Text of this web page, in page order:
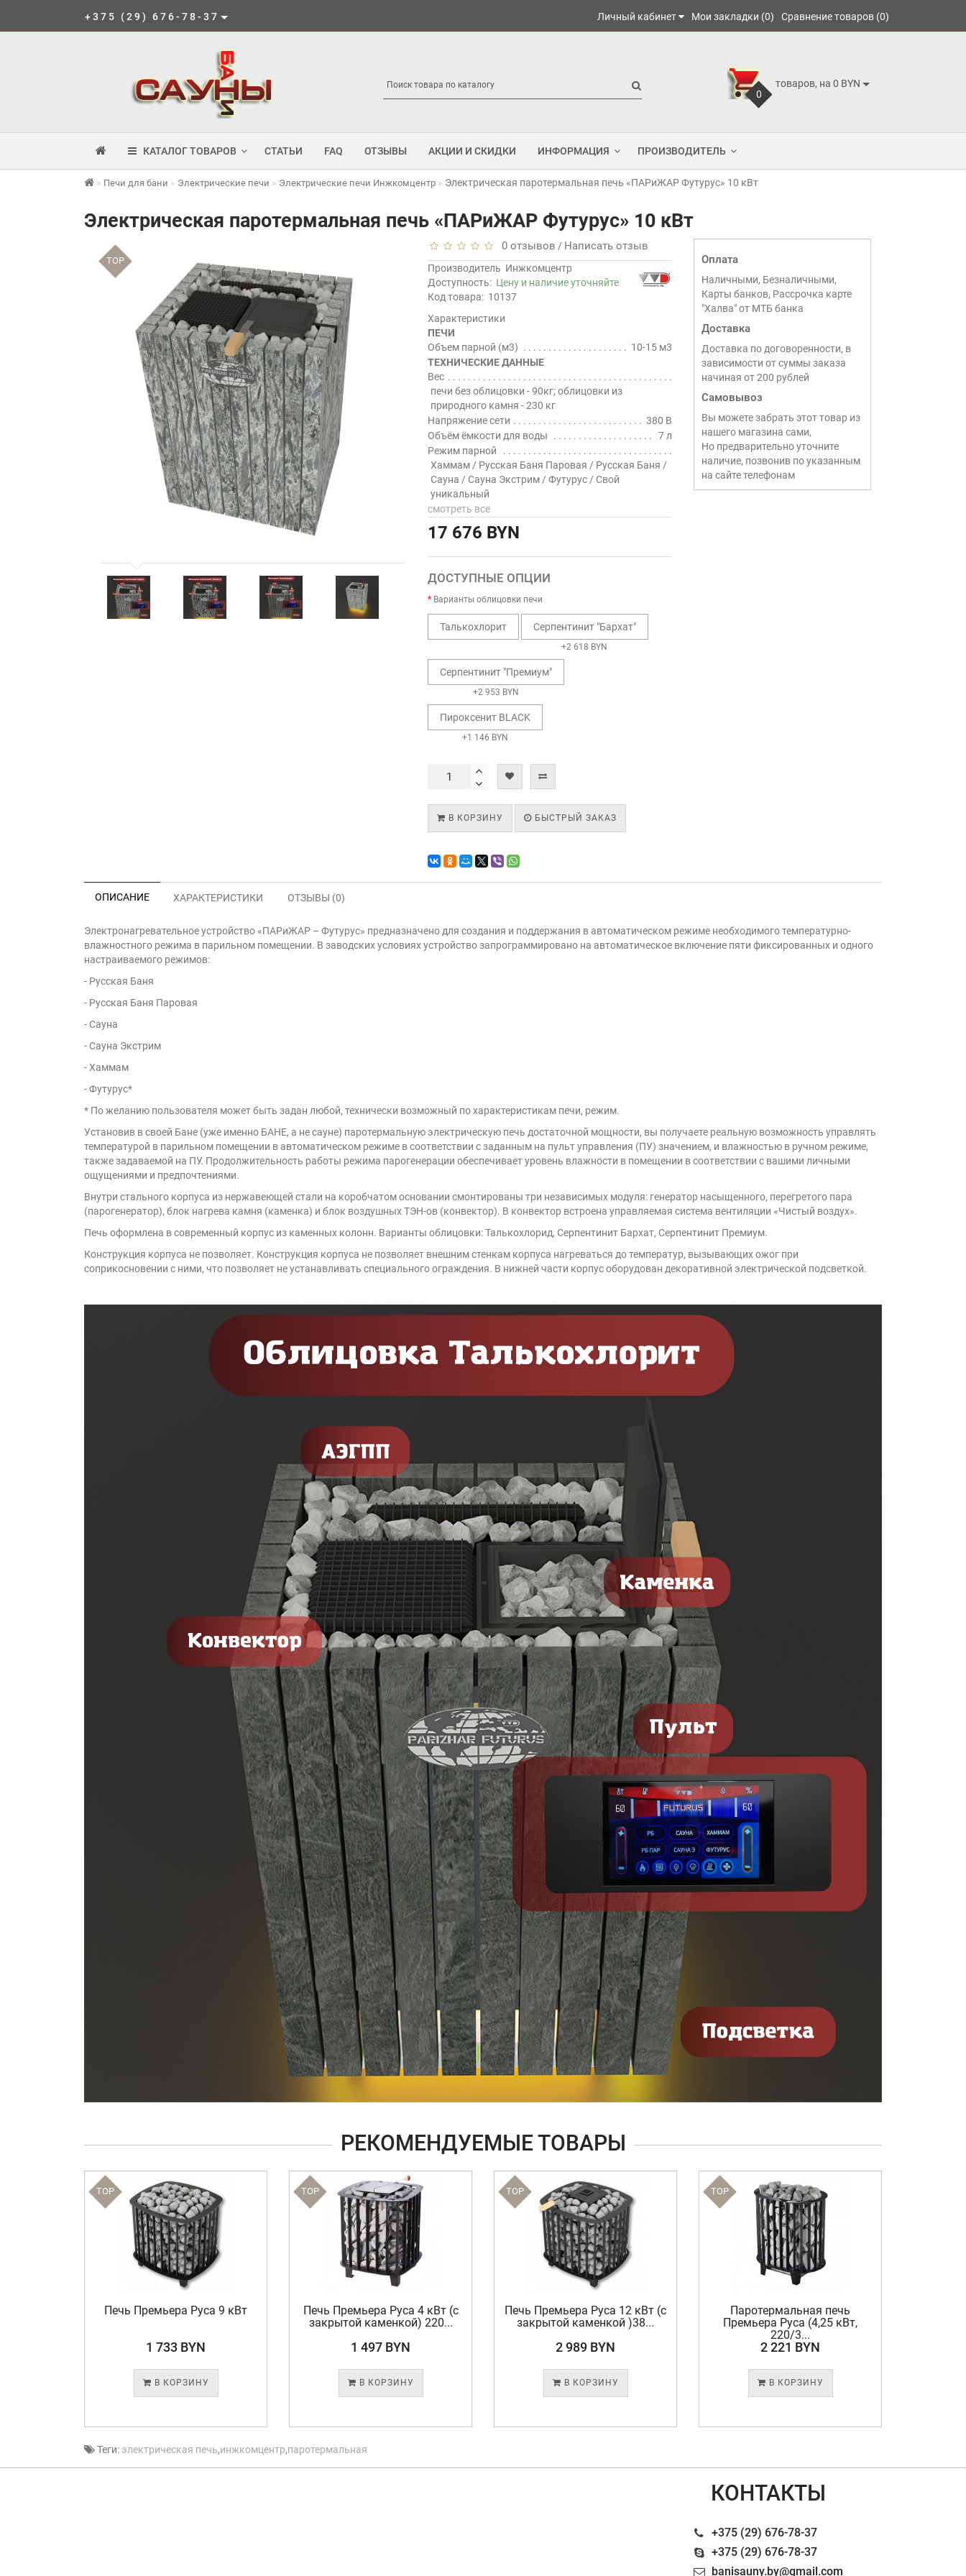
+375 (29) 676-78-37 Личный кабинет Мои закладки (0) Сравнение товаров (0)
0
товаров, на 0 BYN
КАТАЛОГ ТОВАРОВ СТАТЬИ FAQ ОТЗЫВЫ АКЦИИ И СКИДКИ ИНФОРМАЦИЯ ПРОИЗВОДИТЕЛЬ
Печи для бани Электрические печи Электрические печи Инжкомцентр Электрическая паротермальная печь «ПАРиЖАР Футурус» 10 кВт
Электрическая паротермальная печь «ПАРиЖАР Футурус» 10 кВт
TOP
0 отзывов / Написать отзыв
Производитель Инжкомцентр
Доступность: Цену и наличие уточняйте
Код товара: 10137
Характеристики
ПЕЧИ
Объем парной (м3)
10-15 м3
ТЕХНИЧЕСКИЕ ДАННЫЕ
Вес
печи без облицовки - 90кг; облицовки из
природного камня - 230 кг
Напряжение сети
380 В
Объём ёмкости для воды
7 л
Режим парной
Хаммам / Русская Баня Паровая / Русская Баня /
Сауна / Сауна Экстрим / Футурус / Свой
уникальный
смотреть все
17 676 BYN
ДОСТУПНЫЕ ОПЦИИ
Варианты облицовки печи
Талькохлорит Серпентинит "Бархат"
+2 618 BYN
Серпентинит "Премиум"
+2 953 BYN
Пироксенит BLACK
+1 146 BYN
В КОРЗИНУ БЫСТРЫЙ ЗАКАЗ
Оплата
Наличными, Безналичными,
Карты банков, Рассрочка карте
"Халва" от МТБ банка
Доставка
Доставка по договоренности, в
зависимости от суммы заказа
начиная от 200 рублей
Самовывоз
Вы можете забрать этот товар из
нашего магазина сами,
Но предварительно уточните
наличие, позвонив по указанным
на сайте телефонам
ОПИСАНИЕ ХАРАКТЕРИСТИКИ ОТЗЫВЫ (0)
Электронагревательное устройство «ПАРиЖАР – Футурус» предназначено для создания и поддержания в автоматическом режиме необходимого температурно-
влажностного режима в парильном помещении. В заводских условиях устройство запрограммировано на автоматическое включение пяти фиксированных и одного
настраиваемого режимов:
- Русская Баня
- Русская Баня Паровая
- Сауна
- Сауна Экстрим
- Хаммам
- Футурус*
* По желанию пользователя может быть задан любой, технически возможный похарактеристикам печи, режим.
Установив в своей Бане (уже именно БАНЕ, а не сауне) паротермальную электрическую печь достаточной мощности, вы получаете реальную возможность управлять
температурой в парильном помещении в автоматическом режиме в соответствии с заданным на пульт управления (ПУ) значением, и влажностью в ручном режиме,
также задаваемой на ПУ. Продолжительность работы режима парогенерации обеспечивает уровень влажности в помещении в соответствии с вашими личными
ощущениями и предпочтениями.
Внутри стального корпуса из нержавеющей стали на коробчатом основании смонтированы три независимых модуля: генератор насыщенного, перегретого пара
(парогенератор), блок нагрева камня (каменка) и блок воздушных ТЭН-ов (конвектор). В конвектор встроена управляемая система вентиляции «Чистый воздух».
Печь оформлена в современный корпус из каменных колонн. Варианты облицовки:Талькохлорид, Серпентинит Бархат, Серпентинит Премиум.
Конструкция корпуса не позволяет. Конструкция корпуса не позволяет внешним стенкам корпуса нагреваться до температур, вызывающих ожог при
соприкосновении с ними, что позволяет не устанавливать специального ограждения. В нижней части корпус оборудован декоративной электрической подсветкой.
РЕКОМЕНДУЕМЫЕ ТОВАРЫ
TOP
Печь Премьера Руса 9 кВт
1 733 BYN
В КОРЗИНУ
TOP
Печь Премьера Руса 4 кВт (с
закрытой каменкой) 220...
1 497 BYN
В КОРЗИНУ
TOP
Печь Премьера Руса 12 кВт (с
закрытой каменкой )38...
2 989 BYN
В КОРЗИНУ
TOP
Паротермальная печь
Премьера Руса (4,25 кВт,
220/3...
2 221 BYN
В КОРЗИНУ
Теги: электрическая печь,инжкомцентр,паротермальная
КОНТАКТЫ
+375 (29) 676-78-37
+375 (29) 676-78-37
banisauny.by@gmail.com